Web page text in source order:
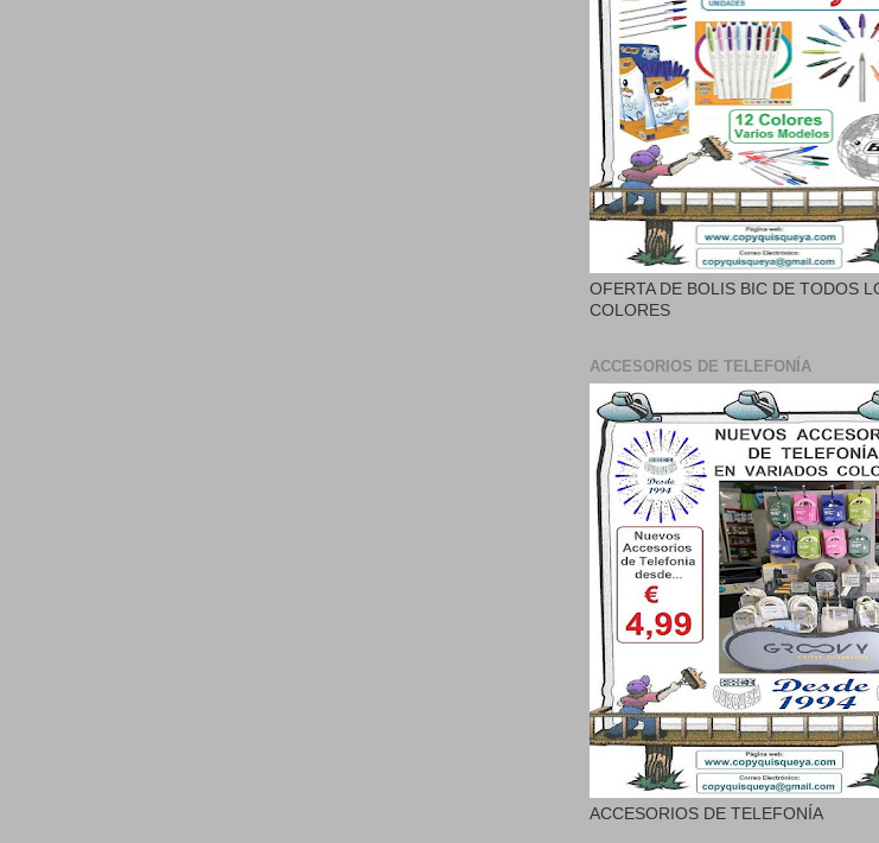
OFERTA DE BOLIS BIC DE TODOS
COLORES
ACCESORIOS DE TELEFONÍA
ACCESORIOS DE TELEFONÍA